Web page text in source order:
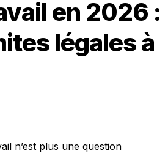
en 2026 :
légales à
n’est plus une question